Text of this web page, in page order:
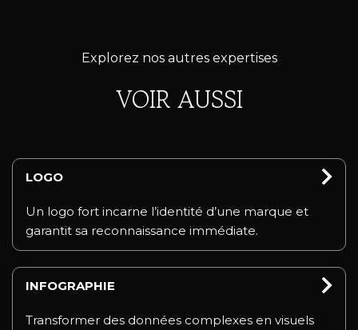
Explorez nos autres expertises
VOIR AUSSI
LOGO
Un logo fort incarne l’identité d’une marque et
garantit sa reconnaissance immédiate.
INFOGRAPHIE
Transformer des données complexes en visuels